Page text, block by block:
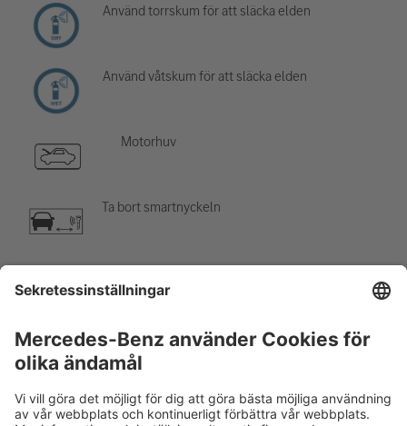
Använd torrskum för att släcka elden
Använd våtskum för att släcka elden
Motorhuv
Ta bort smartnyckeln
Varning, låg temperatur